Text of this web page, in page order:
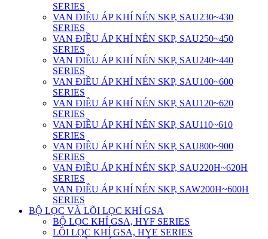
SERIES
VAN ĐIỀU ÁP KHÍ NÉN SKP, SAU230~430
SERIES
VAN ĐIỀU ÁP KHÍ NÉN SKP, SAU250~450
SERIES
VAN ĐIỀU ÁP KHÍ NÉN SKP, SAU240~440
SERIES
VAN ĐIỀU ÁP KHÍ NÉN SKP, SAU100~600
SERIES
VAN ĐIỀU ÁP KHÍ NÉN SKP, SAU120~620
SERIES
VAN ĐIỀU ÁP KHÍ NÉN SKP, SAU110~610
SERIES
VAN ĐIỀU ÁP KHÍ NÉN SKP, SAU800~900
SERIES
VAN ĐIỀU ÁP KHÍ NÉN SKP, SAU220H~620H
SERIES
VAN ĐIỀU ÁP KHÍ NÉN SKP, SAW200H~600H
SERIES
BỘ LỌC VÀ LÕI LỌC KHÍ GSA
BỘ LỌC KHÍ GSA, HYF SERIES
LÕI LỌC KHÍ GSA, HYE SERIES